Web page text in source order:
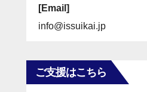
[Email]
info@issuikai.jp
ご支援はこちら